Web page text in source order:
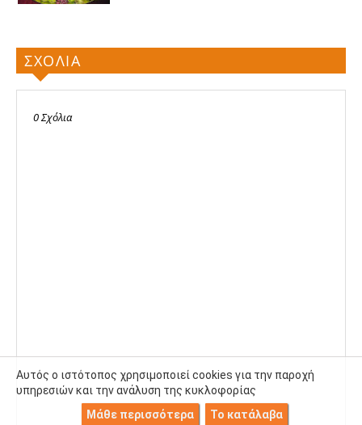
ΣΧΟΛΙΑ
0 Σχόλια
Αυτός ο ιστότοπος χρησιμοποιεί cookies για την παροχή
υπηρεσιών και την ανάλυση της κυκλοφορίας
Μάθε περισσότερα
Το κατάλαβα